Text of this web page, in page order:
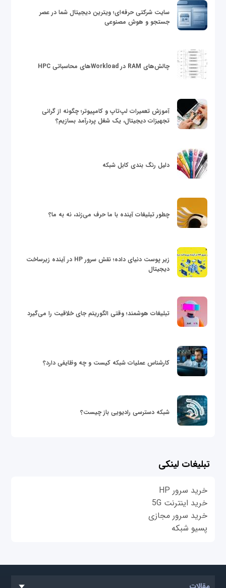
سایت شرکتی حرفه‌ای؛ ویترین دیجیتال شما در عصر
جستجو و هوش مصنوعی
چالش‌های RAM در Workloadهای محاسباتی HPC
آموزش تعمیرات لپ‌تاپ و کامپیوتر؛ چگونه از گرانی
تجهیزات دیجیتال، یک شغل پردرآمد بسازیم؟
دلیل رنگ بندی کابل شبکه
چطور تبلیغات آینده با ما حرف می‌زند، نه به ما؟
زیر پوست دنیای داده؛ نقش سرور HP در آینده زیرساخت
دیجیتال
تبلیغات هوشمند؛ وقتی الگوریتم جای خلاقیت را می‌گیرد
کارشناس عملیات شبکه کیست و چه وظایفی دارد؟
شبکه دسترسی رادیویی باز چیست؟
تبلیغات لینکی
خرید سرور HP
خرید اینترنت 5G
خرید سرور مجازی
پسیو شبکه